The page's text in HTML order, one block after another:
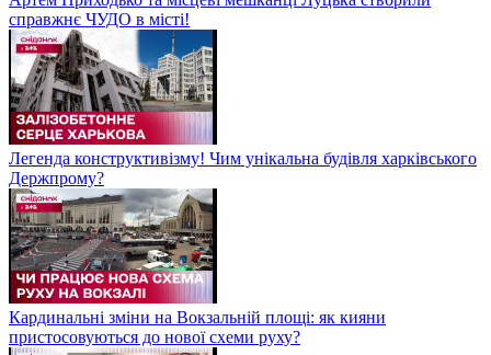
справжнє ЧУДО в місті!
Легенда конструктивізму! Чим унікальна будівля харківського
Держпрому?
Кардинальні зміни на Вокзальній площі: як кияни
пристосовуються до нової схеми руху?